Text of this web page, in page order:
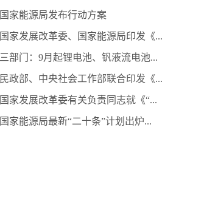
国家能源局发布行动方案
国家发展改革委、国家能源局印发《...
三部门：9月起锂电池、钒液流电池...
民政部、中央社会工作部联合印发《...
国家发展改革委有关负责同志就《“...
国家能源局最新“二十条”计划出炉...